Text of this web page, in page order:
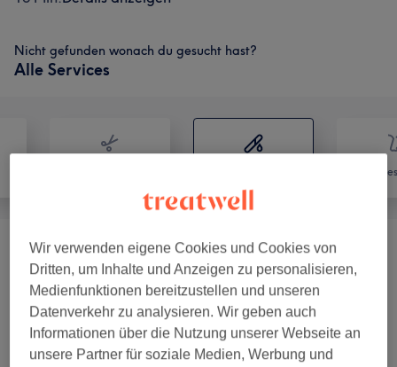
Nicht gefunden wonach du gesucht hast?
Alle Services
Waxing & Zupfen (3) ab 5 €
Salonbewertungen
Wir verwenden eigene Cookies und Cookies von
Dritten, um Inhalte und Anzeigen zu personalisieren,
Medienfunktionen bereitzustellen und unseren
Datenverkehr zu analysieren. Wir geben auch
Informationen über die Nutzung unserer Webseite an
unsere Partner für soziale Medien, Werbung und